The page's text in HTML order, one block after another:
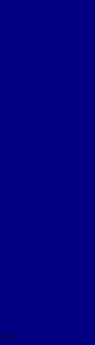
(5)